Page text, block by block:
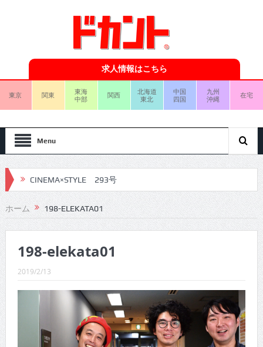
求人情報はこちら
東京 関東
東海
中部
関西
北海道
東北
中国
四国
九州
沖縄
在宅
Menu
CINEMA×STYLE 293号
CINEMA×STYLE 292号
CINEMA×STYLE 291号
CINEMA×STYLE 290号
CINEMA×STYLE 289号
CINEMA×STYLE 288号
CINEMA×STYLE 287号
CINEMA×STYLE 286号
ホーム 198-ELEKATA01
198-elekata01
2019/2/13